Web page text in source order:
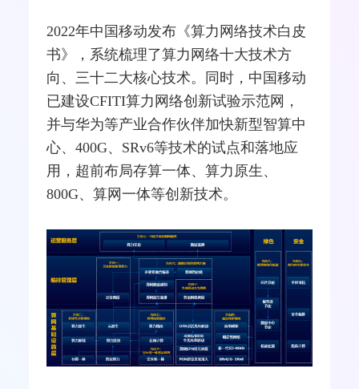
2022年中国移动发布《算力网络技术白皮
书》，系统梳理了算力网络十大技术方
向、三十二大核心技术。同时，中国移动
已建设CFITI算力网络创新试验示范网，
并与华为等产业合作伙伴加快新型智算中
心、400G、SRv6等技术的试点和落地应
用，超前布局存算一体、算力原生、
800G、算网一体等创新技术。